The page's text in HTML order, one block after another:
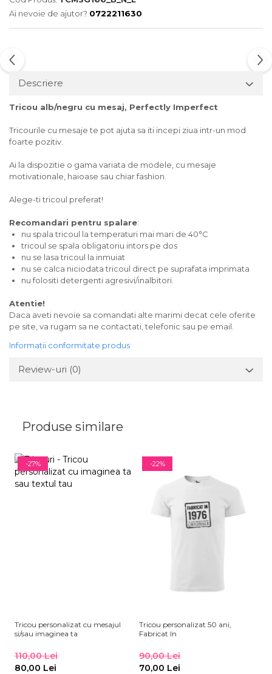
Tricouri biciclisti
Tricouri biciclisti MTB
Tricouri biciclisti downhill
Tricouri fitness/sala de forta
Tricouri yoga
Ai nevoie de ajutor? 0722211630
Descriere
Tricou alb/negru cu mesaj, Perfectly Imperfect
Tricourile cu mesaje te pot ajuta sa iti incepi ziua intr-un mod
foarte pozitiv.
Ai la dispozitie o gama variata de modele, cu mesaje
motivationale, haioase sau chiar fashion.
Alege-ti tricoul preferat!
Recomandari pentru spalare:
nu spala tricoul la temperaturi mai mari de 40°C
tricoul se spala obligatoriu intors pe dos
nu se lasa tricoul la inmuiat
nu se calca niciodata tricoul direct pe suprafata imprimata
nu folositi detergenti agresivi/inalbitori.
Atentie!
Daca aveti nevoie sa comandati alte marimi decat cele oferite
pe site, va rugam sa ne contactati, telefonic sau pe email.
Informatii conformitate produs
Review-uri (0)
Produse similare
-27%
Tricou personalizat cu mesajul
si/sau imaginea ta
110,00 Lei
80,00 Lei
-22%
Tricou personalizat 50 ani,
Fabricat In
90,00 Lei
70,00 Lei